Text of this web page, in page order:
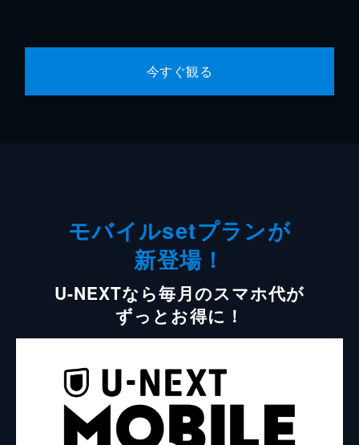
今すぐ観る
モバイルsetプランが
新登場！
U-NEXTなら毎月のスマホ代が
ずっとお得に！